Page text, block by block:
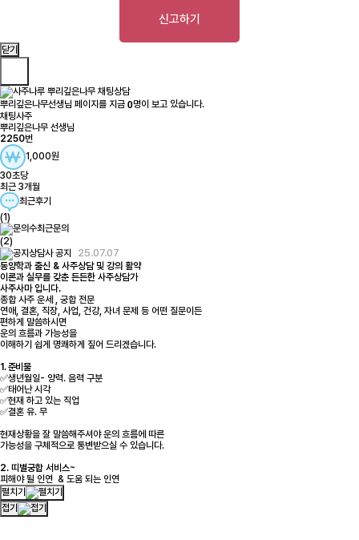
신고하기
닫기
뿌리깊은나무선생님 페이지를 지금 0명이 보고 있습니다.
채팅사주
뿌리깊은나무 선생님
2250번
1,000원
30초당
최근 3개월
최근후기
(1)
최근문의
(2)
상담사 공지
25.07.07
동양학과 출신 & 사주상담 및 강의 활약
이론과 실무를 갖춘 든든한 사주상담가
사주사마 입니다.
종합 사주 운세 , 궁합 전문
연애, 결혼, 직장, 사업, 건강, 자녀 문제 등 어떤 질문이든
편하게 말씀하시면
운의 흐름과 가능성을
이해하기 쉽게 명쾌하게 짚어 드리겠습니다.
1. 준비물
✅생년월일- 양력. 음력 구분
✅태어난 시각
✅현재 하고 있는 직업
✅결혼 유. 무
현재상황을 잘 말씀해주셔야 운의 흐름에 따른
가능성을 구체적으로 통변받으실 수 있습니다.
2. 띠별궁합 서비스~
피해야 될 인연 & 도움 되는 인연
펼치기
접기